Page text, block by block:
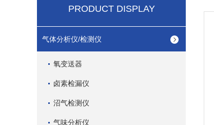
PRODUCT DISPLAY
气体分析仪/检测仪
氧变送器
卤素检漏仪
沼气检测仪
气味分析仪